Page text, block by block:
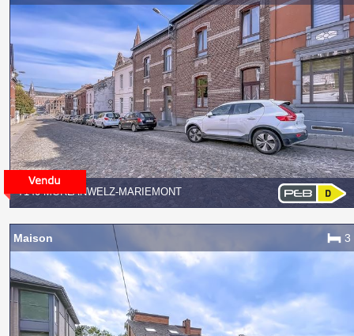
7140 MORLANWELZ-MARIEMONT
Maison 3